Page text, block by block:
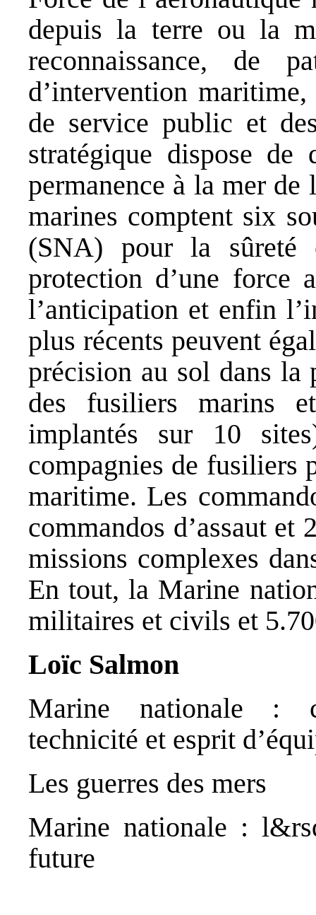
depuis la terre ou la
reconnaissance, de
d’intervention
de service public et
stratégique dispose
permanence à la mer de
marines comptent six
(SNA) pour la
protection d’une force
l’anticipation et enfin
plus récents peuvent
précision au sol dans la
des fusiliers marins
implantés sur 10
compagnies de fusiliers
maritime. Les
commandos d’assaut et
missions complexes
En tout, la Marine
militaires et civils et
Loïc Salmon
Marine nationale :
technicité et esprit
Les guerres des mers
Marine nationale :
future